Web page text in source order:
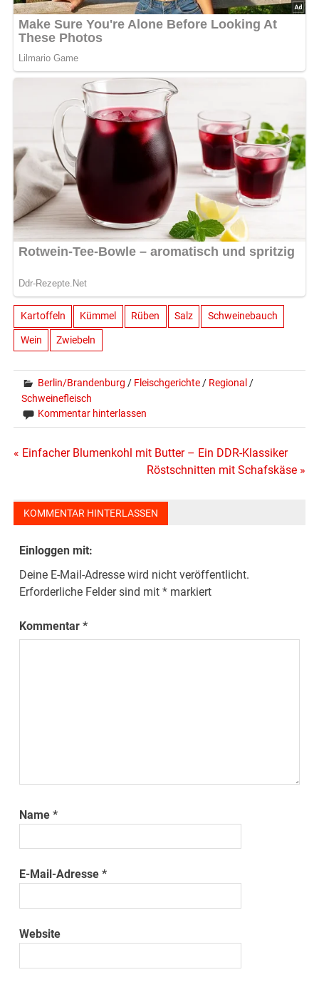
Kartoffeln Kümmel Rüben Salz Schweinebauch
Wein Zwiebeln
Berlin/Brandenburg / Fleischgerichte / Regional /
Schweinefleisch
Kommentar hinterlassen
Beitragsnavigation
« Einfacher Blumenkohl mit Butter – Ein DDR-Klassiker
Röstschnitten mit Schafskäse »
KOMMENTAR HINTERLASSEN
Einloggen mit:
Deine E-Mail-Adresse wird nicht veröffentlicht.
Erforderliche Felder sind mit* markiert
Kommentar*
Name*
E-Mail-Adresse*
Website